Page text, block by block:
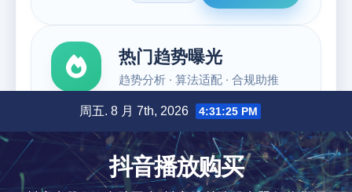
容
周五. 8 月 7th, 2026 4:31:26 PM
抖音播放购买